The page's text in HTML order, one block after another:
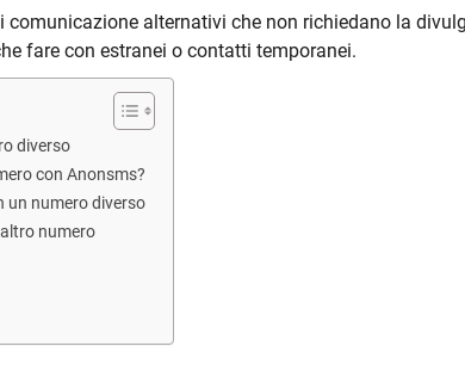
comunicazione alternativi che non richiedano la
fare con estranei o contatti temporanei.
diverso
con Anonsms?
un numero diverso
numero